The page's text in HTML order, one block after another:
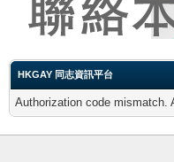
HKGAY 同志資訊平台
Authorization code mismatch.